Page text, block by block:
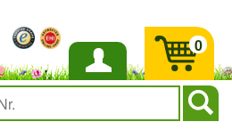
Anmelden
0